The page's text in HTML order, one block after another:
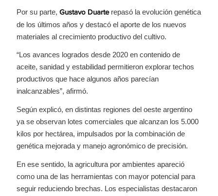
Por su parte, Gustavo Duarterepasó la evolución genética
de los últimos años y destacó el aporte de los nuevos
materiales al crecimiento productivo del cultivo.
“Los avances logrados desde 2020 en contenido de
aceite, sanidad y estabilidad permitieron explorar techos
productivos que hace algunos años parecían
inalcanzables”, afirmó.
Según explicó, en distintas regiones del oeste argentino
ya se observan lotes comerciales que alcanzan los 5.000
kilos por hectárea, impulsados por la combinación de
genética mejorada y manejo agronómico de precisión.
En ese sentido, la agricultura por ambientes apareció
como una de las herramientas con mayor potencial para
seguir reduciendo brechas. Los especialistas destacaron